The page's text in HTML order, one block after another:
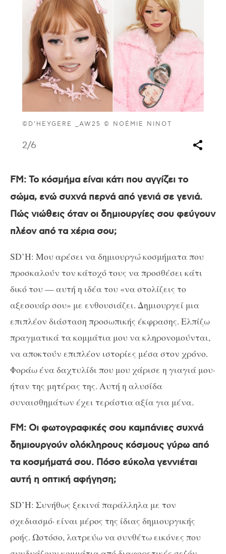
©D’HEYGERE _AW25 © NOÉMIE NINOT
2/6
FM: Το κόσμήμα είναι κάτι που αγγίζει το
σώμα, ενώ συχνά περνά από γενιά σε γενιά.
Πώς νιώθεις όταν οι δημιουργίες σου φεύγουν
πλέον από τα χέρια σου;
SD’H: Μου αρέσει να δημιουργώ κοσμήματα που
προσκαλούν τον κάτοχό τους να προσθέσει κάτι
δικό του — αυτή η ιδέα του «να στολίζεις το
αξεσουάρ σου» με ενθουσιάζει. Δημιουργεί μια
επιπλέον διάσταση προσωπικής έκφρασης. Ελπίζω
πραγματικά τα κομμάτια μου να κληρονομούνται,
να αποκτούν επιπλέον ιστορίες μέσα στον χρόνο.
Φοράω ένα δαχτυλίδι που μου χάρισε η γιαγιά μου·
ήταν της μητέρας της. Αυτή η αλυσίδα
συναισθημάτων έχει τεράστια αξία για μένα.
FM: Οι φωτογραφικές σου καμπάνιες συχνά
δημιουργούν ολόκληρους κόσμους γύρω από
τα κοσμήματά σου. Πόσο εύκολα γεννιέται
αυτή η οπτική αφήγηση;
SD’H: Συνήθως ξεκινά παράλληλα με τον
σχεδιασμό· είναι μέρος της ίδιας δημιουργικής
ροής. Ωστόσο, λατρεύω να συνθέτω εικόνες που